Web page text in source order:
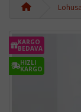
KARGO
BEDAVA
HIZLI
KARGO